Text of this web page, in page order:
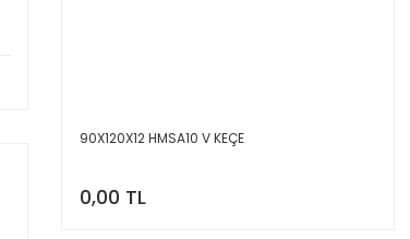
90X120X12 HMSA10 V KEÇE
0,00 TL